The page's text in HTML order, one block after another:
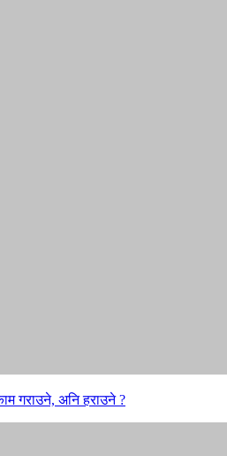
गराउने, अनि हराउने ?